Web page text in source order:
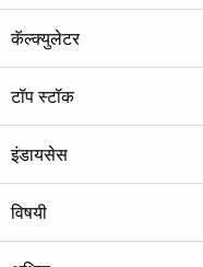
कॅल्क्युलेटर
टॉप स्टॉक
इंडायसेस
विषयी